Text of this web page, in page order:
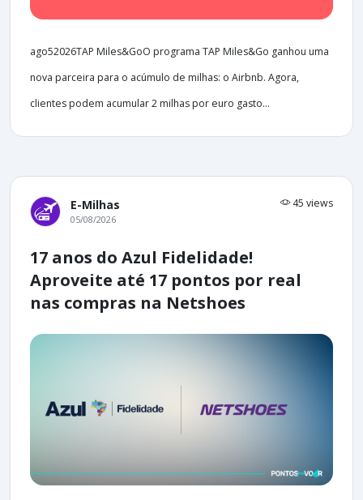
ago52026TAP Miles&GoO programa TAP Miles&Go ganhou uma
nova parceira para o acúmulo de milhas: o Airbnb. Agora,
clientes podem acumular 2 milhas por euro gasto...
E-Milhas 45 views
05/08/2026
17 anos do Azul Fidelidade!
Aproveite até 17 pontos por real
nas compras na Netshoes